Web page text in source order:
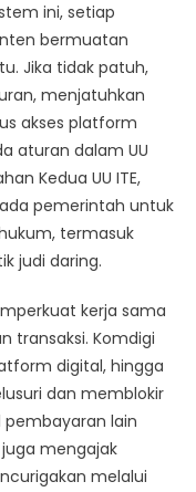
ini, setiap
bermuatan
Jika tidak patuh,
menjatuhkan
akses platform
aturan dalam UU
Kedua UU ITE,
pemerintah untuk
termasuk
judi daring.
kerja sama
transaksi. Komdigi
digital, hingga
dan memblokir
lain
mengajak
melalui